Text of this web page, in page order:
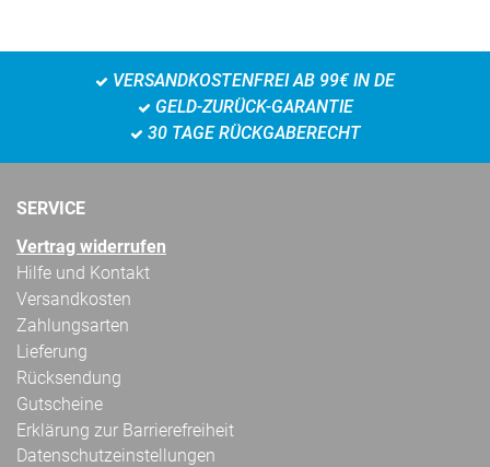
VERSANDKOSTENFREI AB 99€ IN DE
GELD-ZURÜCK-GARANTIE
30 TAGE RÜCKGABERECHT
SERVICE
Vertrag widerrufen
Hilfe und Kontakt
Versandkosten
Zahlungsarten
Lieferung
Rücksendung
Gutscheine
Erklärung zur Barrierefreiheit
Datenschutzeinstellungen